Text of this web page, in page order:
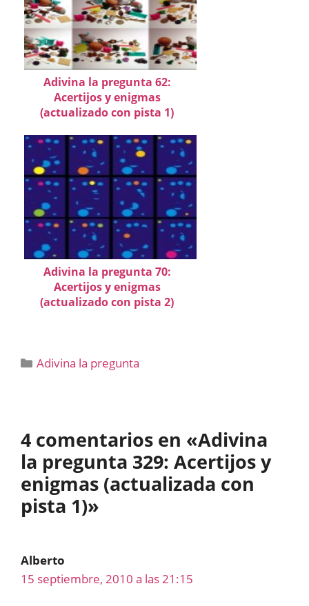
Adivina la pregunta 62:
Acertijos y enigmas
(actualizado con pista 1)
Adivina la pregunta 70:
Acertijos y enigmas
(actualizado con pista 2)
Categorías
Adivina la pregunta
4 comentarios en «Adivina
la pregunta 329: Acertijos y
enigmas (actualizada con
pista 1)»
Alberto
15 septiembre, 2010 a las 21:15